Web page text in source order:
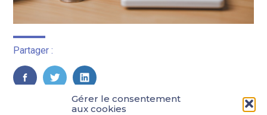
Gérer le consentement
aux cookies
Partager :
FaceBook
TwitterLinkedIn